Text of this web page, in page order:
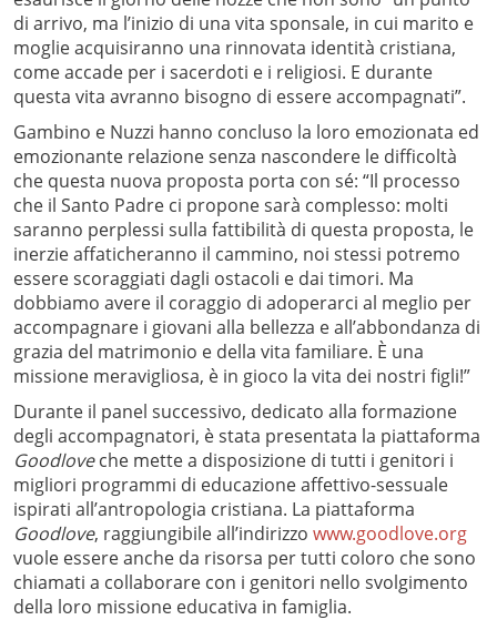
di arrivo, ma l’inizio di una vita sponsale, in cui marito e
moglie acquisiranno una rinnovata identità cristiana,
come accade per i sacerdoti e i religiosi. E durante
questa vita avranno bisogno di essere accompagnati”.
Gambino e Nuzzi hanno concluso la loro emozionata ed
emozionante relazione senza nascondere le difficoltà
che questa nuova proposta porta con sé: “Il processo
che il Santo Padre ci propone sarà complesso: molti
saranno perplessi sulla fattibilità di questa proposta, le
inerzie affaticheranno il cammino, noi stessi potremo
essere scoraggiati dagli ostacoli e dai timori. Ma
dobbiamo avere il coraggio di adoperarci al meglio per
accompagnare i giovani alla bellezza e all’abbondanza di
grazia del matrimonio e della vita familiare. È una
missione meravigliosa, è in gioco la vita dei nostri figli!”
Durante il panel successivo, dedicato alla formazione
degli accompagnatori, è stata presentata la piattaforma
Goodloveche mette a disposizione di tutti i genitori i
migliori programmi di educazione affettivo-sessuale
ispirati all’antropologia cristiana. La piattaforma
Goodlove, raggiungibile all’indirizzo www.goodlove.org
vuole essere anche da risorsa per tutti coloro che sono
chiamati a collaborare con i genitori nello svolgimento
della loro missione educativa in famiglia.